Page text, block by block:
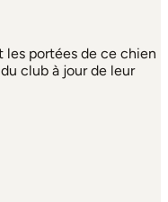
les portées de ce chien
club à jour de leur